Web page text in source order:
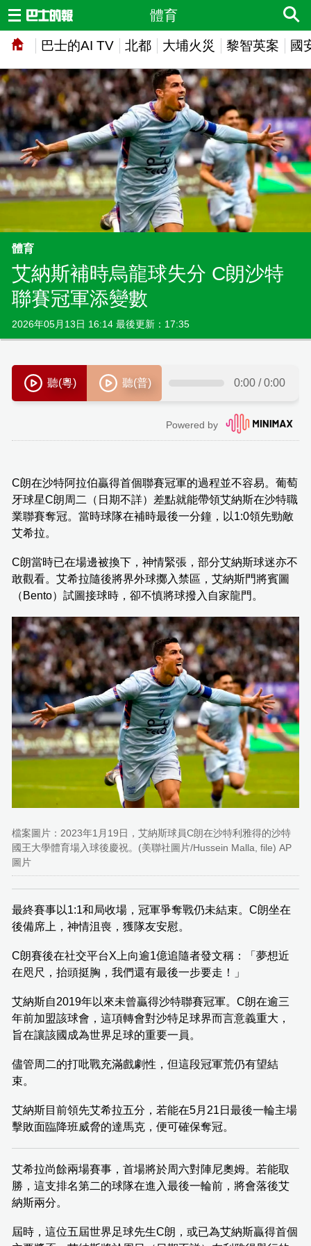
巴士的AI TV 北都 大埔火災 黎智英案 國
體育
體育
艾納斯補時烏龍球失分 C朗沙特
聯賽冠軍添變數
2026年05月13日 16:14 最後更新：17:35
C朗在沙特阿拉伯贏得首個聯賽冠軍的過程並不容易。葡萄
牙球星C朗周二（日期不詳）差點就能帶領艾納斯在沙特職
業聯賽奪冠。當時球隊在補時最後一分鐘，以1:0領先勁敵
艾希拉。
C朗當時已在場邊被換下，神情緊張，部分艾納斯球迷亦不
敢觀看。艾希拉隨後將界外球擲入禁區，艾納斯門將賓圖
（Bento）試圖接球時，卻不慎將球撥入自家龍門。
檔案圖片：2023年1月19日，艾納斯球員C朗在沙特利雅得的沙特
國王大學體育場入球後慶祝。(美聯社圖片/Hussein Malla, file) AP
圖片
最終賽事以1:1和局收場，冠軍爭奪戰仍未結束。C朗坐在
後備席上，神情沮喪，獲隊友安慰。
C朗賽後在社交平台X上向逾1億追隨者發文稱：「夢想近
在咫尺，抬頭挺胸，我們還有最後一步要走！」
艾納斯自2019年以來未曾贏得沙特聯賽冠軍。C朗在逾三
年前加盟該球會，這項轉會對沙特足球界而言意義重大，
旨在讓該國成為世界足球的重要一員。
儘管周二的打吡戰充滿戲劇性，但這段冠軍荒仍有望結
束。
艾納斯目前領先艾希拉五分，若能在5月21日最後一輪主場
擊敗面臨降班威脅的達馬克，便可確保奪冠。
艾希拉尚餘兩場賽事，首場將於周六對陣尼奧姆。若能取
勝，這支排名第二的球隊在進入最後一輪前，將會落後艾
納斯兩分。
屆時，這位五屆世界足球先生C朗，或已為艾納斯贏得首個